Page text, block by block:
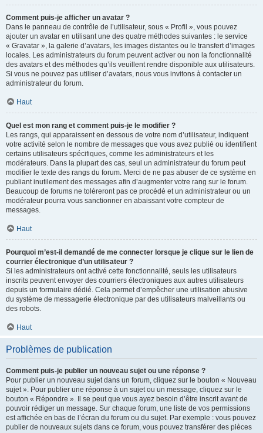
Comment puis-je afficher un avatar ?
Dans le panneau de contrôle de l’utilisateur, sous « Profil », vous pouvez
ajouter un avatar en utilisant une des quatre méthodes suivantes : le service
« Gravatar », la galerie d’avatars, les images distantes ou le transfert d’images
locales. Les administrateurs du forum peuvent activer ou non la fonctionnalité
des avatars et des méthodes qu’ils veuillent rendre disponible aux utilisateurs.
Si vous ne pouvez pas utiliser d’avatars, nous vous invitons à contacter un
administrateur du forum.
Haut
Quel est mon rang et comment puis-je le modifier ?
Les rangs, qui apparaissent en dessous de votre nom d’utilisateur, indiquent
votre activité selon le nombre de messages que vous avez publié ou identifient
certains utilisateurs spécifiques, comme les administrateurs et les
modérateurs. Dans la plupart des cas, seul un administrateur du forum peut
modifier le texte des rangs du forum. Merci de ne pas abuser de ce système en
publiant inutilement des messages afin d’augmenter votre rang sur le forum.
Beaucoup de forums ne toléreront pas ce procédé et un administrateur ou un
modérateur pourra vous sanctionner en abaissant votre compteur de
messages.
Haut
Pourquoi m’est-il demandé de me connecter lorsque je clique sur le lien de
courrier électronique d’un utilisateur ?
Si les administrateurs ont activé cette fonctionnalité, seuls les utilisateurs
inscrits peuvent envoyer des courriers électroniques aux autres utilisateurs
depuis un formulaire dédié. Cela permet d’empêcher une utilisation abusive
du système de messagerie électronique par des utilisateurs malveillants ou
des robots.
Haut
Problèmes de publication
Comment puis-je publier un nouveau sujet ou une réponse ?
Pour publier un nouveau sujet dans un forum, cliquez sur le bouton « Nouveau
sujet ». Pour publier une réponse à un sujet ou un message, cliquez sur le
bouton « Répondre ». Il se peut que vous ayez besoin d’être inscrit avant de
pouvoir rédiger un message. Sur chaque forum, une liste de vos permissions
est affichée en bas de l’écran du forum ou du sujet. Par exemple : vous pouvez
publier de nouveaux sujets dans ce forum, vous pouvez transférer des pièces